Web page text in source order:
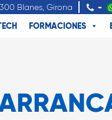
Blanes, Girona -
FORMACIONES